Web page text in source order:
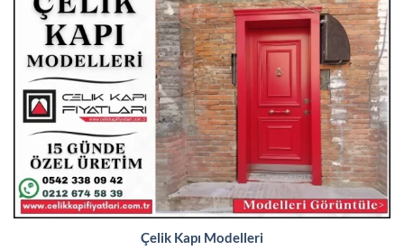
Çelik Kapı Modelleri